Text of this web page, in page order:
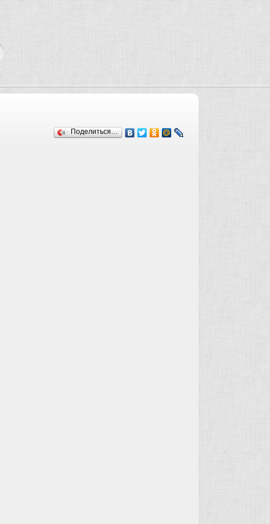
Поделиться…